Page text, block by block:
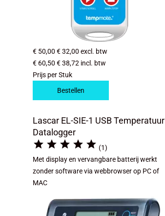
€ 50,00 € 32,00 excl. btw
€ 60,50 € 38,72 incl. btw
Prijs per Stuk
Bestellen
Lascar EL-SIE-1 USB Temperatuur
Datalogger
     (1)
Met display en vervangbare batterij werkt
zonder software via webbrowser op PC of
MAC